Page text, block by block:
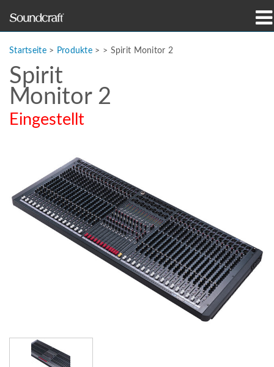
Fallstudien und Nachrichten
Wo zu kaufen
Unsere Geschichte
Startseite> Produkte > > Spirit Monitor 2
Spirit
Monitor 2
Eingestellt